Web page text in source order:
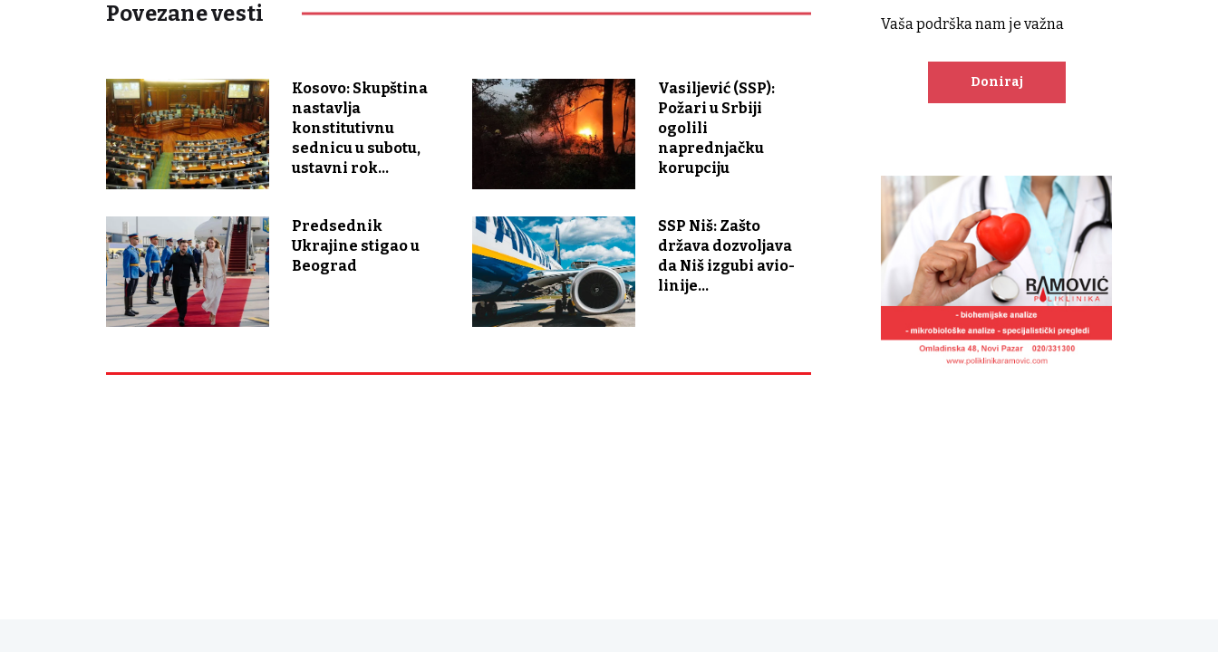
Povezane vesti
Kosovo: Skupština
nastavlja
konstitutivnu
sednicu u subotu,
ustavni rok...
Vasiljević (SSP):
Požari u Srbiji
ogolili
naprednjačku
korupciju
Predsednik
Ukrajine stigao u
Beograd
SSP Niš: Zašto
država dozvoljava
da Niš izgubi avio-
linije...
Vaša podrška nam je važna
Doniraj